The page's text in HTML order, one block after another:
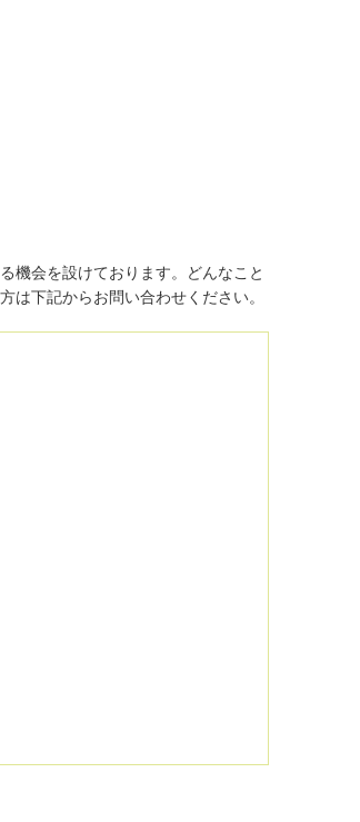
機会を設けております。どんなこと
は下記からお問い合わせください。